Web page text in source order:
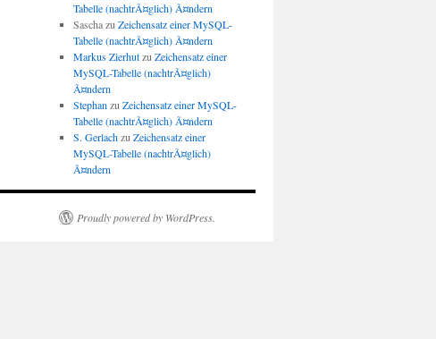
Tabelle (nachtrÃ¤glich) Ã¤ndern
Saschazu Zeichensatz einer MySQL-
Tabelle (nachtrÃ¤glich) Ã¤ndern
Markus Zierhutzu Zeichensatz einer
MySQL-Tabelle (nachtrÃ¤glich)
Ã¤ndern
Stephan zu Zeichensatz einer MySQL-
Tabelle (nachtrÃ¤glich) Ã¤ndern
S. Gerlachzu Zeichensatz einer
MySQL-Tabelle (nachtrÃ¤glich)
Ã¤ndern
Proudly powered by WordPress.